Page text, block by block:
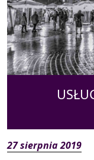
27 sierpnia 2019